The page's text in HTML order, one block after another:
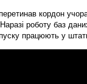
кордон
роботу баз
працюють у